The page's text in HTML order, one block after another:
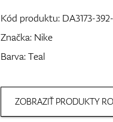
Kód produktu: DA3173-
Značka: Nike
Barva: Teal
ZOBRAZIŤ PRODUKTY